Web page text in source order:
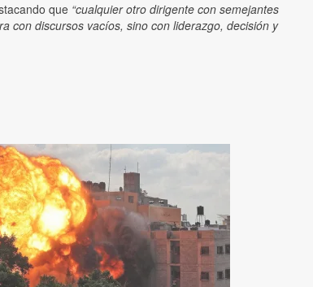
que “cualquier otro dirigente con semejantes
con discursos vacíos, sino con liderazgo, decisión y